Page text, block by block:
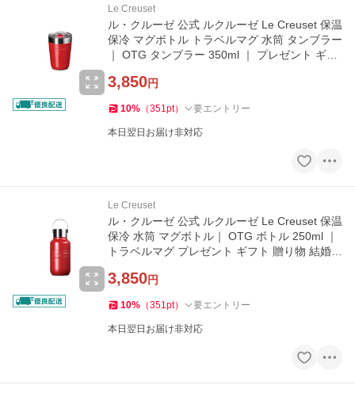
Le Creuset
ル・クルーゼ 公式 ルクルーゼ Le Creuset 保温
保冷 マグボトル トラベルマグ 水筒 タンブラー
｜ OTG タンブラー 350ml ｜ プレゼント ギフ
3,850円
10% （351pt） 要エントリー
本日翌日お届け非対応
Le Creuset
ル・クルーゼ 公式 ルクルーゼ Le Creuset 保温
保冷 水筒 マグボトル｜ OTG ボトル 250ml ｜
トラベルマグ プレゼント ギフト 贈り物 結婚祝
3,850円
10% （351pt） 要エントリー
本日翌日お届け非対応